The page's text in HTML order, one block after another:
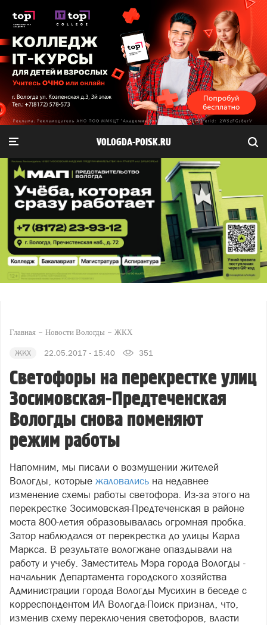
VOLOGDA-POISK.RU
Главная Новости Вологды ЖКХ
ЖКХ 22.05.2017 - 15:40 351
Светофоры на перекрестке улиц
Зосимовская-Предтеченская
Вологды снова поменяют
режим работы
Напомним, мы писали о возмущении жителей
Вологды, которые жаловались на недавнее
изменение схемы работы светофора. Из-за этого на
перекрестке Зосимовская-Предтеченская в районе
моста 800-летия образовывалась огромная пробка.
Затор наблюдался от перекрестка до улицы Карла
Маркса. В результате вологжане опаздывали на
работу и учебу. Заместитель Мэра города Вологды -
начальник Департамента городского хозяйства
Администрации города Вологды Мусихин в беседе с
корреспондентом ИА Вологда-Поиск признал, что,
изменив схему переключения светофоров, власти